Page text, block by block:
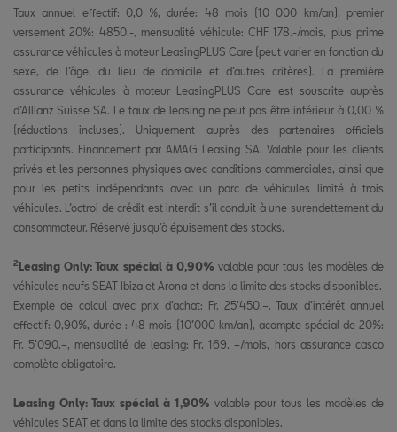
Taux annuel effectif: 0,0 %, durée: 48 mois (10 000 km/an), premier
versement 20%: 4850.-, mensualité véhicule: CHF 178.-/mois, plus prime
assurance véhicules à moteur LeasingPLUS Care (peut varier en fonction du
sexe, de l’âge, du lieu de domicile et d’autres critères). La première
assurance véhicules à moteur LeasingPLUS Care est souscrite auprès
d’Allianz Suisse SA. Le taux de leasing ne peut pas être inférieur à 0,00 %
(réductions incluses). Uniquement auprès des partenaires officiels
participants. Financement par AMAG Leasing SA. Valable pour les clients
privés et les personnes physiques avec conditions commerciales, ainsi que
pour les petits indépendants avec un parc de véhicules limité à trois
véhicules. L’octroi de crédit est interdit s’il conduit à une surendettement du
consommateur. Réservé jusqu’à épuisement des stocks.
2Leasing Only: Taux spécial à 0,90%valable pour tous les modèles de
véhicules neufs SEAT Ibiza et Arona et dans la limite des stocks disponibles.
Exemple de calcul avec prix d’achat: Fr. 25’450.–. Taux d’intérêt annuel
effectif: 0,90%, durée : 48 mois (10’000 km/an), acompte spécial de 20%:
Fr. 5’090.–, mensualité de leasing: Fr. 169. –/mois, hors assurance casco
complète obligatoire.
Leasing Only: Taux spécial à 1,90% valable pour tous les modèles de
véhicules SEAT et dans la limite des stocks disponibles.